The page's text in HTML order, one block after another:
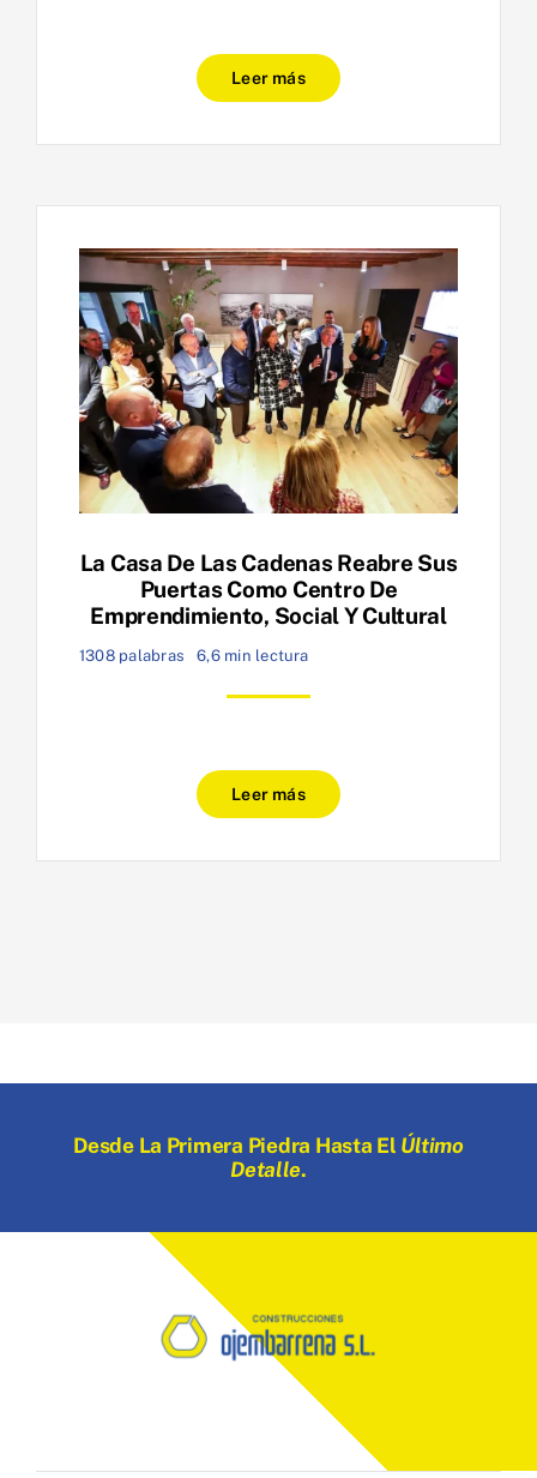
Leer más
La Casa De Las Cadenas Reabre Sus
Puertas Como Centro De
Emprendimiento, Social Y Cultural
1308 palabras 6,6 min lectura
Leer más
Desde La Primera Piedra Hasta El Último
Detalle.